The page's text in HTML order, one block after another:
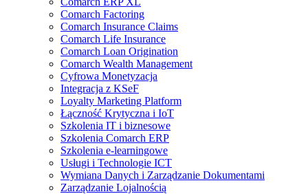
Comarch Factoring
Comarch Insurance Claims
Comarch Life Insurance
Comarch Loan Origination
Comarch Wealth Management
Cyfrowa Monetyzacja
Integracja z KSeF
Loyalty Marketing Platform
Łączność Krytyczna i IoT
Szkolenia IT i biznesowe
Szkolenia Comarch ERP
Szkolenia e-learningowe
Usługi i Technologie ICT
Wymiana Danych i Zarządzanie Dokumentami
Zarządzanie Lojalnością